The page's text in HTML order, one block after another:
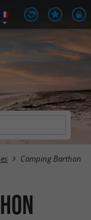
Camping Barthon